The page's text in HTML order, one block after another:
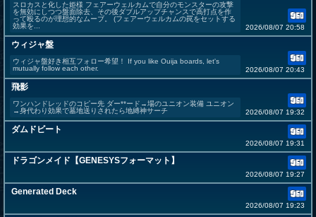
スロカスと化した姫様 フェアーウェルカムで自分のモンスターの攻撃
を無効にしつつ盤面除去、その後ダブルアップチャンスで高打点を作
って殴るのが理想的なムーブ。 (フェアーウェルカムの罠をセットする
効果を...
2026/08/07 20:58
ウィジャ盤
ウィジャ盤好き相互フォロー希望！ If you like Ouija boards, let's
mutually follow each other.
2026/08/07 20:43
飛影
ワンハンドレッドのコピー先 ダー**ード→場のユニオン装備 ユニオン
→身代わり効果で墓地送りされたら地縛神サーチ
2026/08/07 19:32
ダムドビート
2026/08/07 19:31
ドラゴンメイド【GENESYSフォーマット】
2026/08/07 19:27
Generated Deck
2026/08/07 19:23